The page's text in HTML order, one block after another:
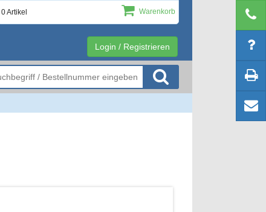
Login / Registrieren
0 Artikel Warenkorb